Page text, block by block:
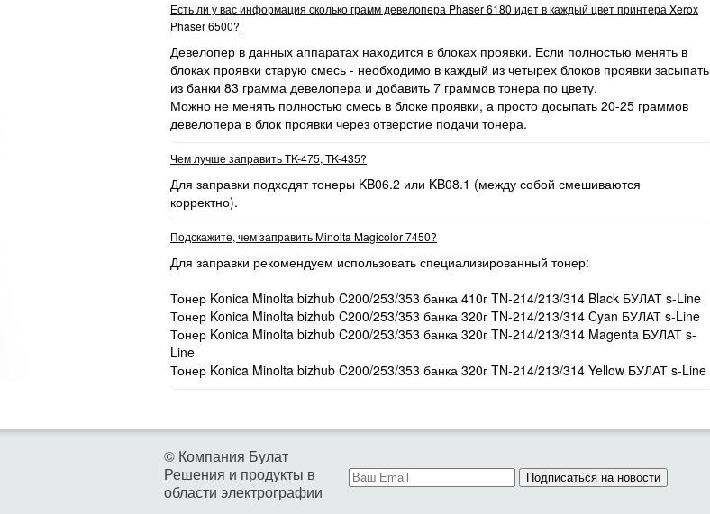
Есть ли у вас информация сколько грамм девелопера Phaser 6180 идет в каждый цвет принтера Xerox
Phaser 6500?
Девелопер в данных аппаратах находится в блоках проявки. Если полностью менять в
блоках проявки старую смесь - необходимо в каждый из четырех блоков проявки засыпать
из банки 83 грамма девелопера и добавить 7 граммов тонера по цвету.
Можно не менять полностью смесь в блоке проявки, а просто досыпать 20-25 граммов
девелопера в блок проявки через отверстие подачи тонера.
Чем лучше заправить TK-475, TK-435?
Для заправки подходят тонеры KB06.2 или KB08.1 (между собой смешиваются
корректно).
Подскажите, чем заправить Minolta Magicolor 7450?
Для заправки рекомендуем использовать специализированный тонер:
Тонер Konica Minolta bizhub C200/253/353 банка 410г TN-214/213/314 Black БУЛАТ s-Line
Тонер Konica Minolta bizhub C200/253/353 банка 320г TN-214/213/314 Cyan БУЛАТ s-Line
Тонер Konica Minolta bizhub C200/253/353 банка 320г TN-214/213/314 Magenta БУЛАТ s-
Line
Тонер Konica Minolta bizhub C200/253/353 банка 320г TN-214/213/314 Yellow БУЛАТ s-Line
© Компания Булат
Решения и продукты в
области электрографии
Подписаться на новости